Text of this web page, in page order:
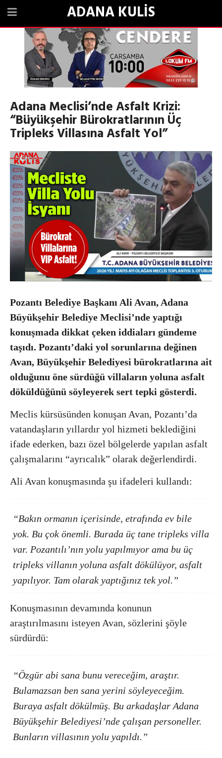
ADANA KULİS
Adana Meclisi’nde Asfalt Krizi:
“Büyükşehir Bürokratlarının Üç
Tripleks Villasına Asfalt Yol”
Pozantı Belediye Başkanı Ali Avan, Adana
Büyükşehir Belediye Meclisi’nde yaptığı
konuşmada dikkat çeken iddiaları gündeme
taşıdı. Pozantı’daki yol sorunlarına değinen
Avan, Büyükşehir Belediyesi bürokratlarına ait
olduğunu öne sürdüğü villaların yoluna asfalt
döküldüğünü söyleyerek sert tepki gösterdi.
Meclis kürsüsünden konuşan Avan, Pozantı’da
vatandaşların yıllardır yol hizmeti beklediğini
ifade ederken, bazı özel bölgelerde yapılan asfalt
çalışmalarını “ayrıcalık” olarak değerlendirdi.
Ali Avan konuşmasında şu ifadeleri kullandı:
“Bakın ormanın içerisinde, etrafında ev bile
yok. Bu çok önemli. Burada üç tane tripleks villa
var. Pozantılı’nın yolu yapılmıyor ama bu üç
tripleks villanın yoluna asfalt dökülüyor, asfalt
yapılıyor. Tam olarak yaptığınız tek yol.”
Konuşmasının devamında konunun
araştırılmasını isteyen Avan, sözlerini şöyle
sürdürdü:
“Özgür abi sana bunu vereceğim, araştır.
Bulamazsan ben sana yerini söyleyeceğim.
Buraya asfalt dökülmüş. Bu arkadaşlar Adana
Büyükşehir Belediyesi’nde çalışan personeller.
Bunların villasının yolu yapıldı.”